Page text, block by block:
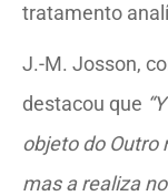
tratamento
J.-M. Josson,
destacou que
objeto do Outro
mas a realiza